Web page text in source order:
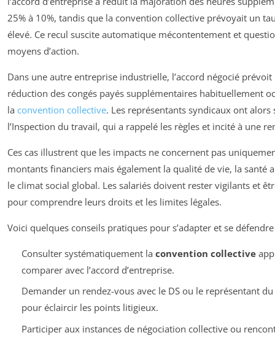
25% à 10%, tandis que la convention collective prévoyait un
élevé. Ce recul suscite automatique mécontentement et
moyens d’action.
Dans une autre entreprise industrielle, l’accord négocié prévoit
réduction des congés payés supplémentaires habituellement
la convention collective. Les représentants syndicaux ont alors
l’Inspection du travail, qui a rappelé les règles et incité à une
Ces cas illustrent que les impacts ne concernent pas
montants financiers mais également la qualité de vie, la santé
le climat social global. Les salariés doivent rester vigilants et
pour comprendre leurs droits et les limites légales.
Voici quelques conseils pratiques pour s’adapter et se
Consulter systématiquement la convention collective
comparer avec l’accord d’entreprise.
Demander un rendez-vous avec le DS ou le représentant
pour éclaircir les points litigieux.
Participer aux instances de négociation collective ou